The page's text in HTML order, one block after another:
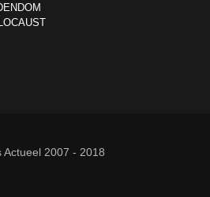
Actueel 2007 - 2018